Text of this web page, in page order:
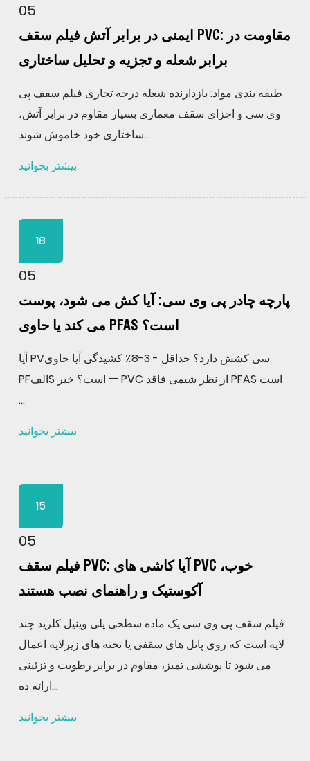
05
ایمنی در برابر آتش فیلم سقف PVC: مقاومت در
برابر شعله و تجزیه و تحلیل ساختاری
طبقه بندی مواد: بازدارنده شعله درجه تجاری فیلم سقف پی
وی سی و اجزای سقف معماری بسیار مقاوم در برابر آتش،
ساختاری خود خاموش شوند...
بیشتر بخوانید
18
05
پارچه چادر پی وی سی: آیا کش می شود، پوست
می کند یا حاوی PFAS است؟
آیا PVسی کشش دارد؟ حداقل - 3-8٪ کشیدگی آیا حاوی
PFالفS است؟ خیر — PVC از نظر شیمی فاقد PFAS است
...
بیشتر بخوانید
15
05
فیلم سقف PVC: آیا کاشی های PVC خوب،
آکوستیک و راهنمای نصب هستند
فیلم سقف پی وی سی یک ماده سطحی پلی وینیل کلرید چند
لایه است که روی پانل های سقفی یا تخته های زیرلایه اعمال
می شود تا پوششی تمیز، مقاوم در برابر رطوبت و تزئینی
ارائه ده...
بیشتر بخوانید